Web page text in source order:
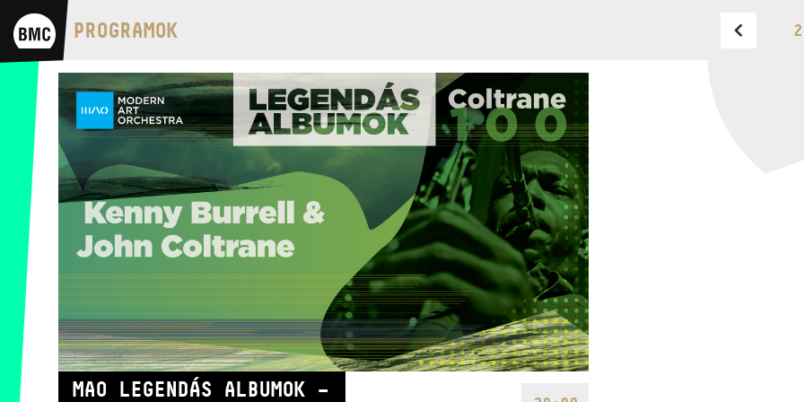
TELEFON
FAX
EMAIL
info@bmc.hu
BMC RECORDS
ZENEI INFORMÁCIÓS KÖZPONT ÉS
KÖNYVTÁR
BMC NEMZETKÖZI
CIMBALOMVERSENY 2019
PROGRAMOK
MAO LEGENDÁS ALBUMOK –